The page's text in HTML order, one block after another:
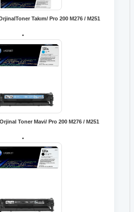
Takım/ Pro 200 M276 / M251
Toner Mavi/ Pro 200 M276 / M251